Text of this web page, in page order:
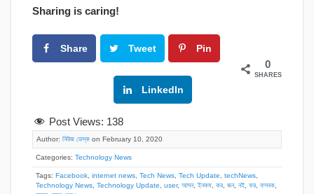
Sharing is caring!
Share Tweet Pin
LinkedIn
0
SHARES
Post Views: 138
Author: নিউজ ডেস্ক on February 10, 2020
Categories: Technology News
Tags: Facebook internet news Tech News Tech Update techNews
Technology News Technology Update user, আসন, ইনকম কর জন, নই ফর ফসবক